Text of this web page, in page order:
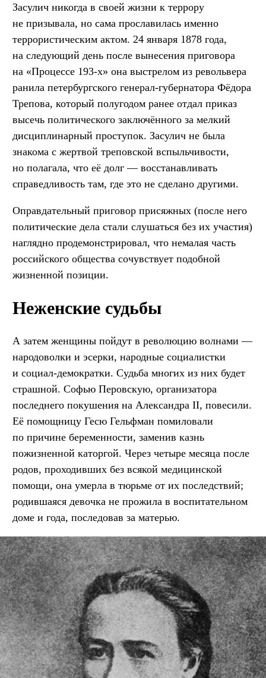
Засулич никогда в своей жизни к террору
не призывала, но сама прославилась именно
террористическим актом. 24 января 1878 года,
на следующий день после вынесения приговора
на «Процессе 193-х» она выстрелом из револьвера
ранила петербургского генерал-губернатора Фёдора
Трепова, который полугодом ранее отдал приказ
высечь политического заключённого за мелкий
дисциплинарный проступок. Засулич не была
знакома с жертвой треповской вспыльчивости,
но полагала, что её долг — восстанавливать
справедливость там, где это не сделано другими.
Оправдательный приговор присяжных (после него
политические дела стали слушаться без их участия)
наглядно продемонстрировал, что немалая часть
российского общества сочувствует подобной
жизненной позиции.
Неженские судьбы
А затем женщины пойдут в революцию волнами —
народоволки и эсерки, народные социалистки
и социал-демократки. Судьба многих из них будет
страшной. Софью Перовскую, организатора
последнего покушения на Александра II, повесили.
Её помощницу Гесю Гельфман помиловали
по причине беременности, заменив казнь
пожизненной каторгой. Через четыре месяца после
родов, проходивших без всякой медицинской
помощи, она умерла в тюрьме от их последствий;
родившаяся девочка не прожила в воспитательном
доме и года, последовав за матерью.